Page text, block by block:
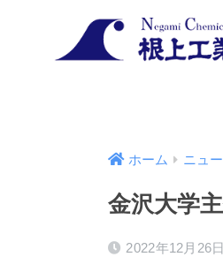
ホーム ニュ
金沢大学
2022年12月26日